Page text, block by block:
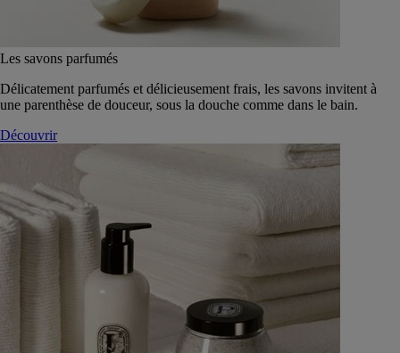
Les savons parfumés
Délicatement parfumés et délicieusement frais, les savons invitent à
une parenthèse de douceur, sous la douche comme dans le bain.
Découvrir